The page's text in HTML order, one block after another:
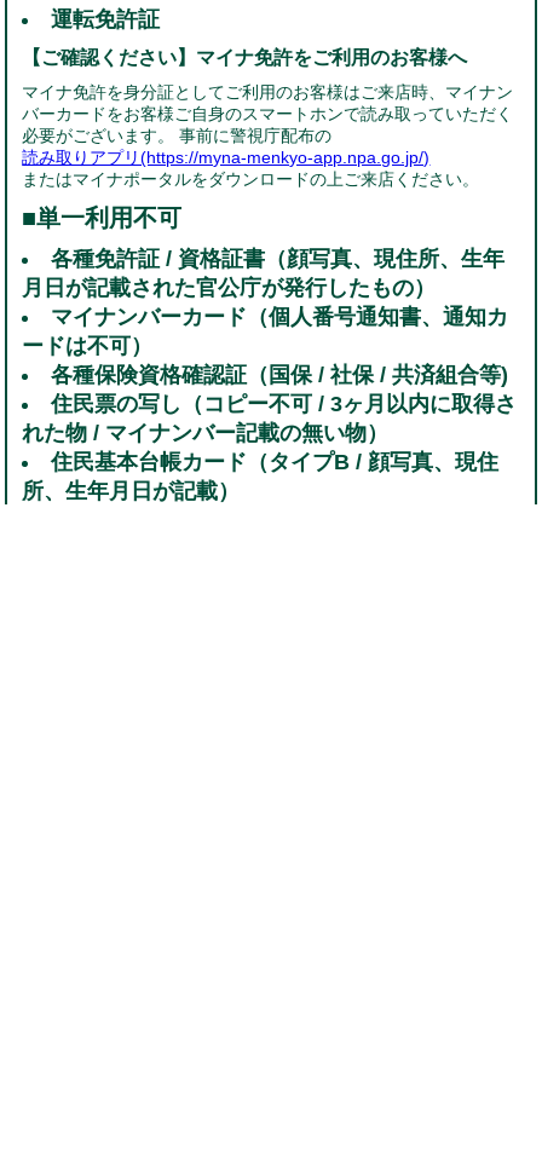
運転免許証
【ご確認ください】マイナ免許をご利用のお客様へ
マイナ免許を身分証としてご利用のお客様はご来店時、マイナン
バーカードをお客様ご自身のスマートホンで読み取っていただく
必要がございます。 事前に警視庁配布の
読み取りアプリ(https://myna-menkyo-app.npa.go.jp/)
またはマイナポータルをダウンロードの上ご来店ください。
■単一利用不可
各種免許証 / 資格証書（顔写真、現住所、生年
月日が記載された官公庁が発行したもの）
マイナンバーカード（個人番号通知書、通知カ
ードは不可）
各種保険資格確認証（国保 / 社保 / 共済組合等)
住民票の写し（コピー不可 / 3ヶ月以内に取得さ
れた物 / マイナンバー記載の無い物）
住民基本台帳カード（タイプB / 顔写真、現住
所、生年月日が記載）